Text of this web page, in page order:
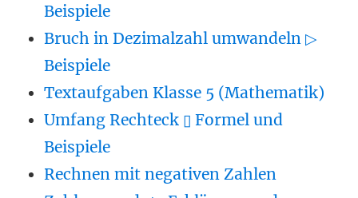
Beispiele
Bruch in Dezimalzahl umwandeln ▷
Beispiele
Textaufgaben Klasse 5 (Mathematik)
Umfang Rechteck ▯ Formel und
Beispiele
Rechnen mit negativen Zahlen